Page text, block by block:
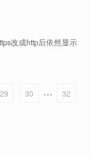
改成http后依然显示
29 30 … 32